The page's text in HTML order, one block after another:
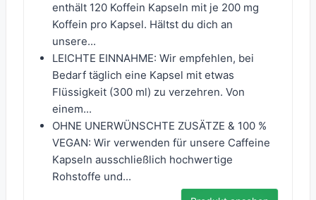
enthält 120 Koffein Kapseln mit je 200 mg
Koffein pro Kapsel. Hältst du dich an
unsere...
LEICHTE EINNAHME: Wir empfehlen, bei
Bedarf täglich eine Kapsel mit etwas
Flüssigkeit (300 ml) zu verzehren. Von
einem...
OHNE UNERWÜNSCHTE ZUSÄTZE & 100 %
VEGAN: Wir verwenden für unsere Caffeine
Kapseln ausschließlich hochwertige
Rohstoffe und...